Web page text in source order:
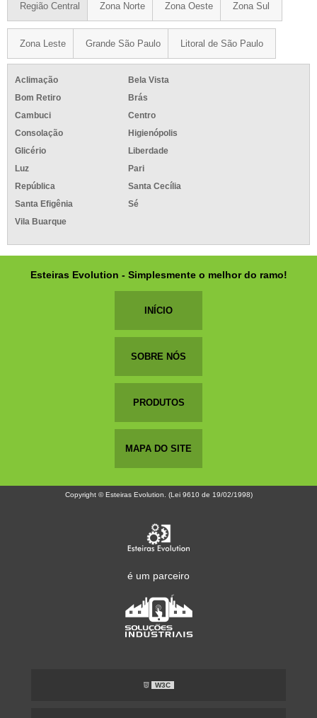
Região Central Zona Norte Zona Oeste Zona Sul
Zona Leste Grande São Paulo Litoral de São Paulo
Aclimação
Bela Vista
Bom Retiro
Brás
Cambuci
Centro
Consolação
Higienópolis
Glicério
Liberdade
Luz
Pari
República
Santa Cecília
Santa Efigênia
Sé
Vila Buarque
Esteiras Evolution - Simplesmente o melhor do ramo!
INÍCIO
SOBRE NÓS
PRODUTOS
MAPA DO SITE
Copyright © Esteiras Evolution. (Lei 9610 de 19/02/1998)
é um parceiro
W3C